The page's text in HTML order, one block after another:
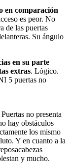
en comparación
es peor. No
de las puertas
Su ángulo
en su parte
extras. Lógico.
5 puertas no
no presenta
hay obstáculos
los mismo
Y en cuanto a la
y mucho.